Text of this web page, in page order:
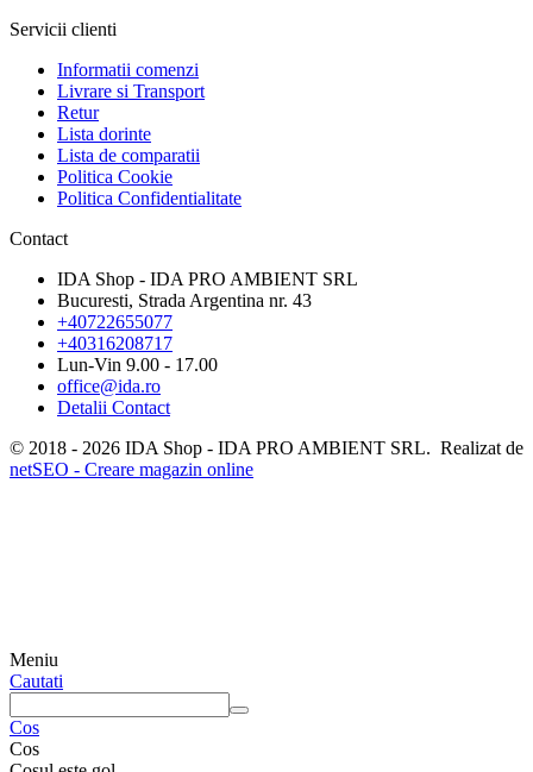
Servicii clienti
Informatii comenzi
Livrare si Transport
Retur
Lista dorinte
Lista de comparatii
Politica Cookie
Politica Confidentialitate
Contact
IDA Shop - IDA PRO AMBIENT SRL
Bucuresti, Strada Argentina nr. 43
+40722655077
+40316208717
Lun-Vin 9.00 - 17.00
office@ida.ro
Detalii Contact
© 2018 - 2026 IDA Shop - IDA PRO AMBIENT SRL. Realizat de
netSEO - Creare magazin online
Meniu
Cautati
Cos
Cos